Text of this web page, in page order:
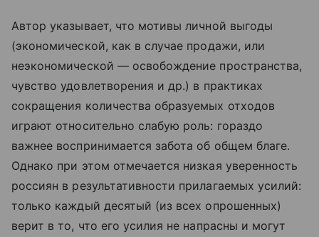
Автор указывает, что мотивы личной выгоды
(экономической, как в случае продажи, или
неэкономической — освобождение пространства,
чувство удовлетворения и др.) в практиках
сокращения количества образуемых отходов
играют относительно слабую роль: гораздо
важнее воспринимается забота об общем благе.
Однако при этом отмечается низкая уверенность
россиян в результативности прилагаемых усилий:
только каждый десятый (из всех опрошенных)
верит в то, что его усилия не напрасны и могут